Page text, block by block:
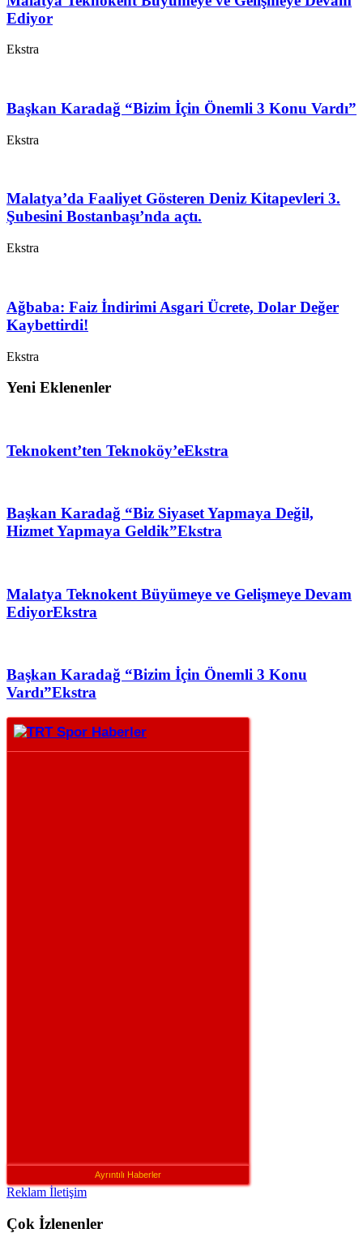
Ediyor
Ekstra
Başkan Karadağ “Bizim İçin Önemli 3 Konu Vardı”
Ekstra
Malatya’da Faaliyet Gösteren Deniz Kitapevleri 3.
Şubesini Bostanbaşı’nda açtı.
Ekstra
Ağbaba: Faiz İndirimi Asgari Ücrete, Dolar Değer
Kaybettirdi!
Ekstra
Yeni Eklenenler
Teknokent’ten Teknoköy’eEkstra
Başkan Karadağ “Biz Siyaset Yapmaya Değil,
Hizmet Yapmaya Geldik”Ekstra
Malatya Teknokent Büyümeye ve Gelişmeye Devam
EdiyorEkstra
Başkan Karadağ “Bizim İçin Önemli 3 Konu
Vardı”Ekstra
Ayrıntılı Haberler
Reklam İletişim
Çok İzlenenler